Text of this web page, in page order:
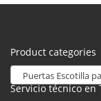
Product categories
Puertas Escotilla
Servicio técnico en